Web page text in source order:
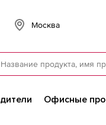
Москва
Офисные